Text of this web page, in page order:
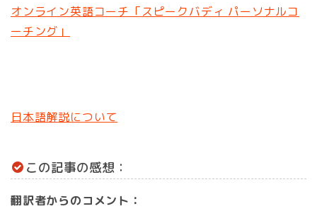
オンライン英語コーチ「スピークバディ パーソナルコ
ーチング」
日本語解説について
この記事の感想：
翻訳者からのコメント：